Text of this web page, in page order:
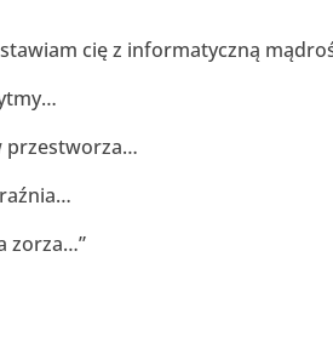
cię z informatyczną